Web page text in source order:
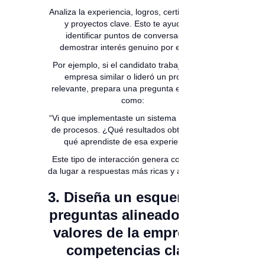
Analiza la experiencia, logros, certificaciones
y proyectos clave. Esto te ayudará a
identificar puntos de conversación y
demostrar interés genuino por el perfil.
Por ejemplo, si el candidato trabajó en una
empresa similar o lideró un proyecto
relevante, prepara una pregunta específica
como:
“Vi que implementaste un sistema de mejora
de procesos. ¿Qué resultados obtuvieron y
qué aprendiste de esa experiencia?”
Este tipo de interacción genera confianza y
da lugar a respuestas más ricas y auténticas.
3. Diseña un esquema de
preguntas alineado a los
valores de la empresa y
competencias clave